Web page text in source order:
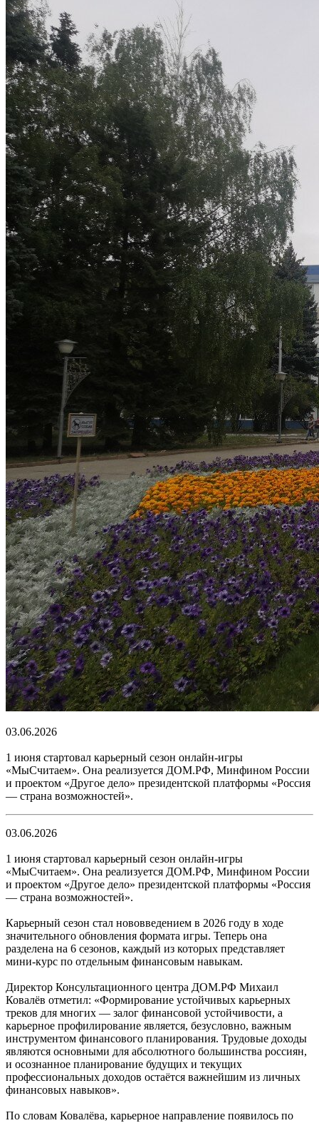
03.06.2026
1 июня стартовал карьерный сезон онлайн-игры
«МыСчитаем». Она реализуется ДОМ.РФ, Минфином России
и проектом «Другое дело» президентской платформы «Россия
— страна возможностей».
03.06.2026
1 июня стартовал карьерный сезон онлайн-игры
«МыСчитаем». Она реализуется ДОМ.РФ, Минфином России
и проектом «Другое дело» президентской платформы «Россия
— страна возможностей».
Карьерный сезон стал нововведением в 2026 году в ходе
значительного обновления формата игры. Теперь она
разделена на 6 сезонов, каждый из которых представляет
мини-курс по отдельным финансовым навыкам.
Директор Консультационного центра ДОМ.РФ Михаил
Ковалёв отметил: «Формирование устойчивых карьерных
треков для многих — залог финансовой устойчивости, а
карьерное профилирование является, безусловно, важным
инструментом финансового планирования. Трудовые доходы
являются основными для абсолютного большинства россиян,
и осознанное планирование будущих и текущих
профессиональных доходов остаётся важнейшим из личных
финансовых навыков».
По словам Ковалёва, карьерное направление появилось по